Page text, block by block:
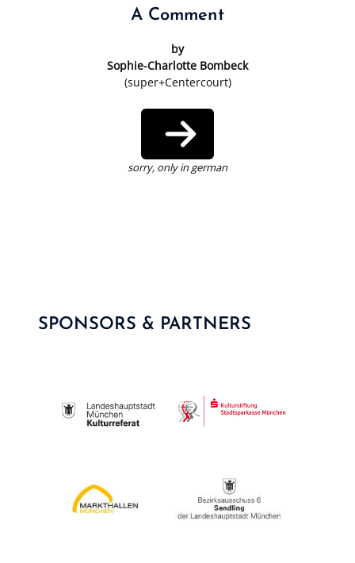
A Comment
by
Sophie-Charlotte Bombeck
(super+Centercourt)
sorry, only in german
SPONSORS & PARTNERS